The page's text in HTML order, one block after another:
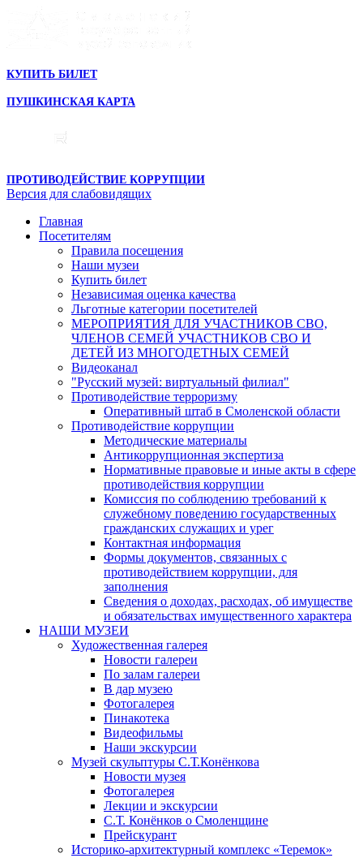
КУПИТЬ БИЛЕТ
ПУШКИНСКАЯ КАРТА
ПРОТИВОДЕЙСТВИЕ КОРРУПЦИИ
Версия для слабовидящих
Главная
Посетителям
Правила посещения
Наши музеи
Купить билет
Независимая оценка качества
Льготные категории посетителей
МЕРОПРИЯТИЯ ДЛЯ УЧАСТНИКОВ СВО,
ЧЛЕНОВ СЕМЕЙ УЧАСТНИКОВ СВО И
ДЕТЕЙ ИЗ МНОГОДЕТНЫХ СЕМЕЙ
Видеоканал
"Русский музей: виртуальный филиал"
Противодействие терроризму
Оперативный штаб в Смоленской области
Противодействие коррупции
Методические материалы
Антикоррупционная экспертиза
Нормативные правовые и иные акты в сфере
противодействия коррупции
Комиссия по соблюдению требований к
служебному поведению государственных
гражданских служащих и урег
Контактная информация
Формы документов, связанных с
противодействием коррупции, для
заполнения
Сведения о доходах, расходах, об имуществе
и обязательствах имущественного характера
НАШИ МУЗЕИ
Художественная галерея
Новости галереи
По залам галереи
В дар музею
Фотогалерея
Пинакотека
Видеофильмы
Наши экскурсии
Музей скульптуры С.Т.Конёнкова
Новости музея
Фотогалерея
Лекции и экскурсии
С.Т. Конёнков о Смоленщине
Прейскурант
Историко-архитектурный комплекс «Теремок»